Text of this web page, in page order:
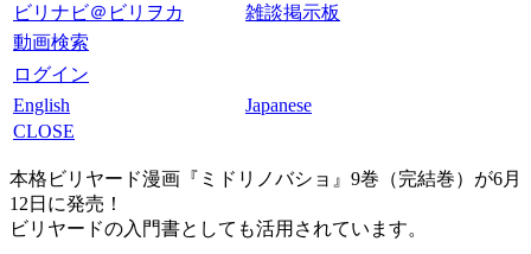
ビリナビ＠ビリヲカ
雑談掲示板
動画検索
ログイン
English
Japanese
CLOSE
本格ビリヤード漫画『ミドリノバショ』9巻（完結巻）が6月
12日に発売！
ビリヤードの入門書としても活用されています。